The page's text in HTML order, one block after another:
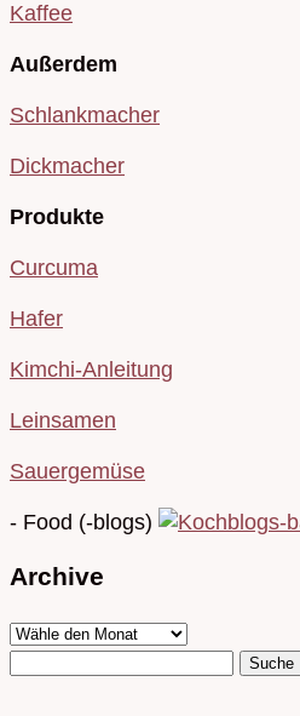
Kaffee
Außerdem
Schlankmacher
Dickmacher
Produkte
Curcuma
Hafer
Kimchi-Anleitung
Leinsamen
Sauergemüse
- Food (-blogs)
Archive